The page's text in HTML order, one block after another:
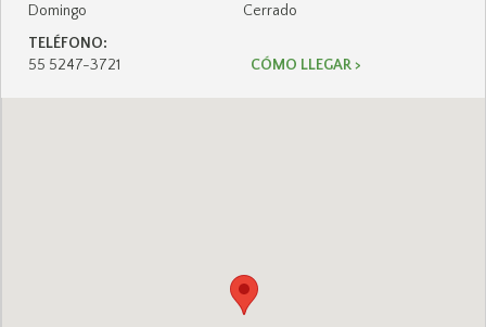
Domingo
Cerrado
TELÉFONO:
55 5247-3721
CÓMO LLEGAR >